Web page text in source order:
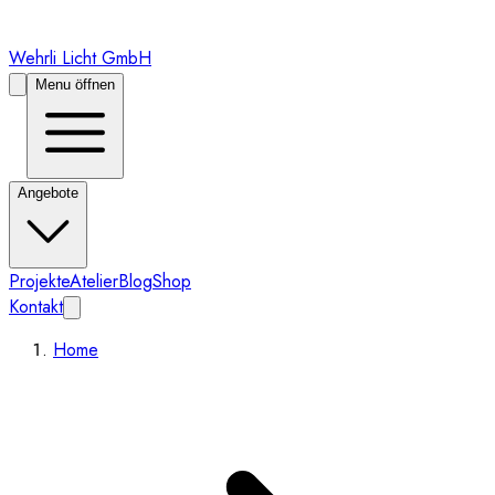
Wehrli Licht GmbH
Menu öffnen
Angebote
ProjekteAtelierBlogShop
Kontakt
Home